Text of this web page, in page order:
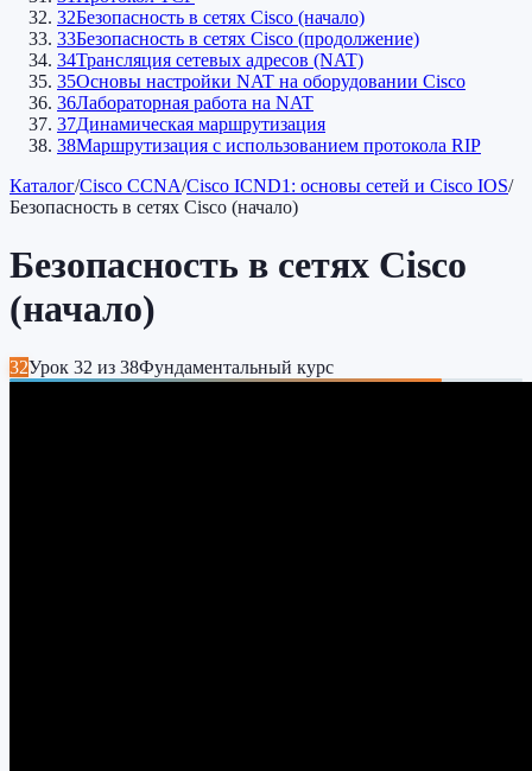
32Безопасность в сетях Cisco (начало)
33Безопасность в сетях Cisco (продолжение)
34Трансляция сетевых адресов (NAT)
35Основы настройки NAT на оборудовании Cisco
36Лабораторная работа на NAT
37Динамическая маршрутизация
38Маршрутизация с использованием протокола RIP
Каталог/Cisco CCNA/Cisco ICND1: основы сетей и Cisco IOS/
Безопасность в сетях Cisco (начало)
Безопасность в сетях Cisco
(начало)
32Урок 32 из 38Фундаментальный курс